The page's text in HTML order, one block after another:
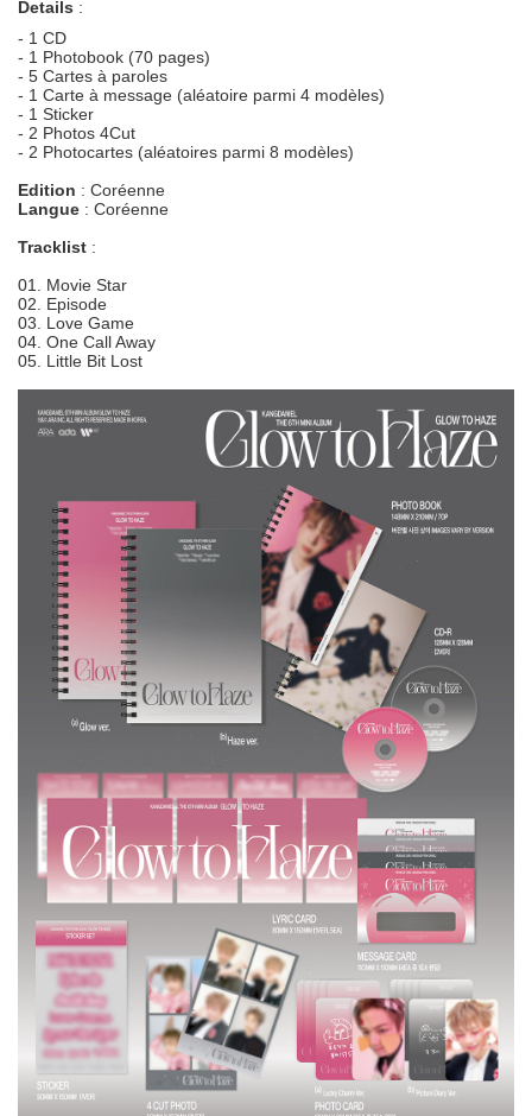
Details :
- 1 CD
- 1 Photobook (70 pages)
- 5 Cartes à paroles
- 1 Carte à message (aléatoire parmi 4 modèles)
- 1 Sticker
- 2 Photos 4Cut
- 2 Photocartes (aléatoires parmi 8 modèles)
Edition : Coréenne
Langue : Coréenne
Tracklist :
01. Movie Star
02. Episode
03. Love Game
04. One Call Away
05. Little Bit Lost